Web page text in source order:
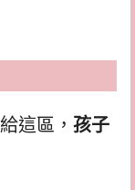
這區， 孩子